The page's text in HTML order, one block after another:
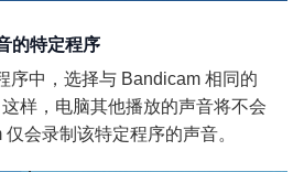
的特定程序
序中，选择与 Bandicam 相同的
样，电脑其他播放的声音将不会
会录制该特定程序的声音。